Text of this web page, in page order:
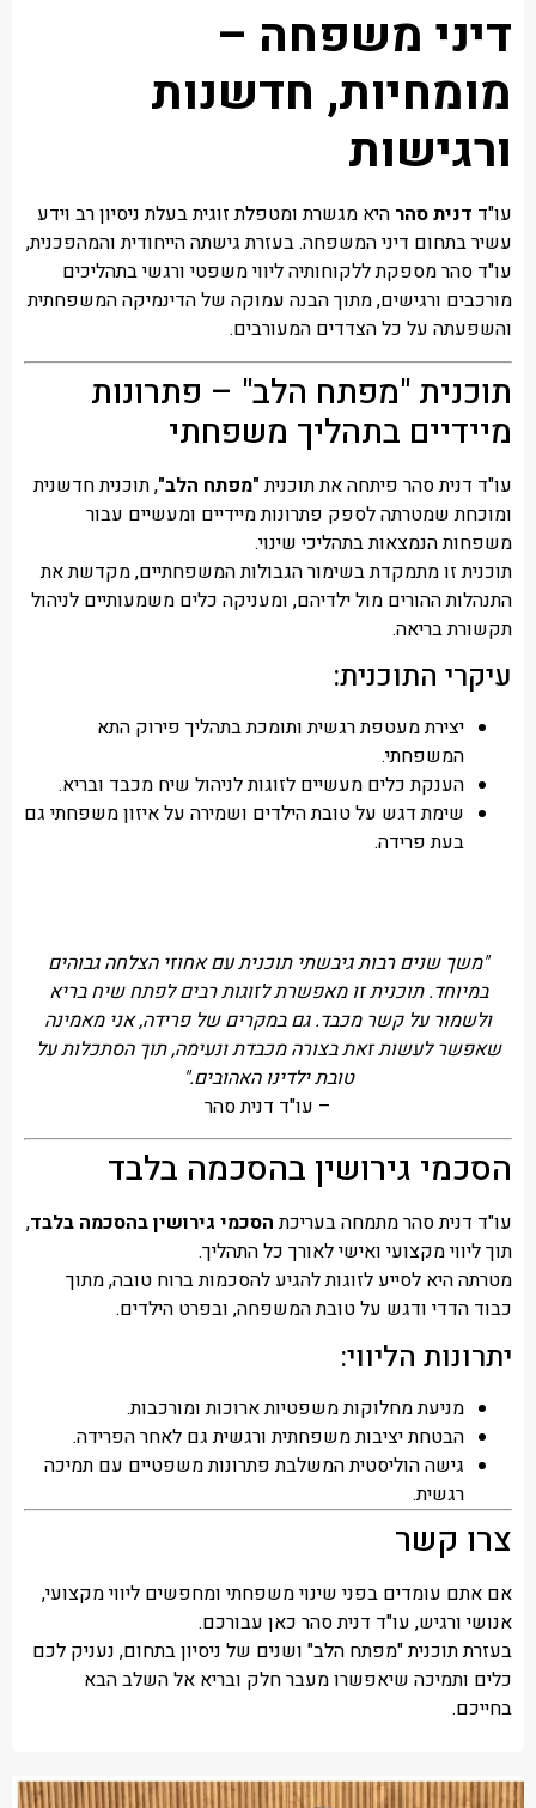
דיני משפחה –
מומחיות, חדשנות
ורגישות
עו"ד דנית סהר היא מגשרת ומטפלת זוגית בעלת ניסיון רב וידע
עשיר בתחום דיני המשפחה. בעזרת גישתה הייחודית והמהפכנית,
עו"ד סהר מספקת ללקוחותיה ליווי משפטי ורגשי בתהליכים
מורכבים ורגישים, מתוך הבנה עמוקה של הדינמיקה המשפחתית
והשפעתה על כל הצדדים המעורבים.
תוכנית "מפתח הלב" – פתרונות
מיידיים בתהליך משפחתי
עו"ד דנית סהר פיתחה את תוכנית"מפתח הלב", תוכנית חדשנית
ומוכחת שמטרתה לספק פתרונות מיידיים ומעשיים עבור
משפחות הנמצאות בתהליכי שינוי.
תוכנית זו מתמקדת בשימור הגבולות המשפחתיים, מקדשת את
התנהלות ההורים מול ילדיהם, ומעניקה כלים משמעותיים לניהול
תקשורת בריאה.
עיקרי התוכנית:
יצירת מעטפת רגשית ותומכת בתהליך פירוק התא
המשפחתי.
הענקת כלים מעשיים לזוגות לניהול שיח מכבד ובריא.
שימת דגש על טובת הילדים ושמירה על איזון משפחתי גם
בעת פרידה.
"משך שנים רבות גיבשתי תוכנית עם אחוזי הצלחה גבוהים
במיוחד. תוכנית זו מאפשרת לזוגות רבים לפתח שיח בריא
ולשמור על קשר מכבד. גם במקרים של פרידה, אני מאמינה
שאפשר לעשות זאת בצורה מכבדת ונעימה, תוך הסתכלות על
טובת ילדינו האהובים."
– עו"ד דנית סהר
הסכמי גירושין בהסכמה בלבד
עו"ד דנית סהר מתמחה בעריכתהסכמי גירושין בהסכמה בלבד,
תוך ליווי מקצועי ואישי לאורך כל התהליך.
מטרתה היא לסייע לזוגות להגיע להסכמות ברוח טובה, מתוך
כבוד הדדי ודגש על טובת המשפחה, ובפרט הילדים.
יתרונות הליווי:
מניעת מחלוקות משפטיות ארוכות ומורכבות.
הבטחת יציבות משפחתית ורגשית גם לאחר הפרידה.
גישה הוליסטית המשלבת פתרונות משפטיים עם תמיכה
רגשית.
צרו קשר
אם אתם עומדים בפני שינוי משפחתי ומחפשים ליווי מקצועי,
אנושי ורגיש, עו"ד דנית סהר כאן עבורכם.
בעזרת תוכנית "מפתח הלב" ושנים של ניסיון בתחום, נעניק לכם
כלים ותמיכה שיאפשרו מעבר חלק ובריא אל השלב הבא
בחייכם.